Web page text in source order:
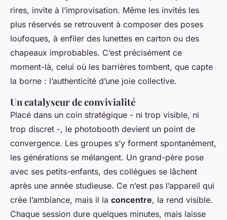
rires, invite à l’improvisation. Même les invités les
plus réservés se retrouvent à composer des poses
loufoques, à enfiler des lunettes en carton ou des
chapeaux improbables. C’est précisément ce
moment-là, celui où les barrières tombent, que capte
la borne : l’authenticité d’une joie collective.
Un catalyseur de convivialité
Placé dans un coin stratégique - ni trop visible, ni
trop discret -, le photobooth devient un point de
convergence. Les groupes s’y forment spontanément,
les générations se mélangent. Un grand-père pose
avec ses petits-enfants, des collègues se lâchent
après une année studieuse. Ce n’est pas l’appareil qui
crée l’ambiance, mais il la concentre, la rend visible.
Chaque session dure quelques minutes, mais laisse